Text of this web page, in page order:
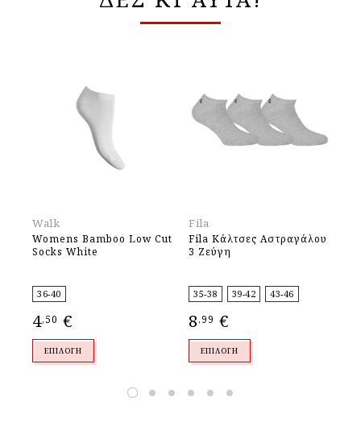
Walk
Womens Bamboo Low Cut
Socks White
36-40
4,50 €
ΕΠΙΛΟΓΉ
Fila
Fila Κάλτσες Αστραγάλου
3 Ζεύγη
35-38 39-42 43-46
8,99 €
ΕΠΙΛΟΓΉ